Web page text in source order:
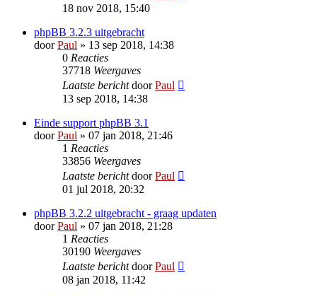
18 nov 2018, 15:40
phpBB 3.2.3 uitgebracht
doorPaul » 13 sep 2018, 14:38
0 Reacties
37718 Weergaves
Laatste berichtdoorPaul
13 sep 2018, 14:38
Einde support phpBB 3.1
doorPaul » 07 jan 2018, 21:46
1 Reacties
33856 Weergaves
Laatste berichtdoorPaul
01 jul 2018, 20:32
phpBB 3.2.2 uitgebracht - graag updaten
doorPaul » 07 jan 2018, 21:28
1 Reacties
30190 Weergaves
Laatste berichtdoorPaul
08 jan 2018, 11:42